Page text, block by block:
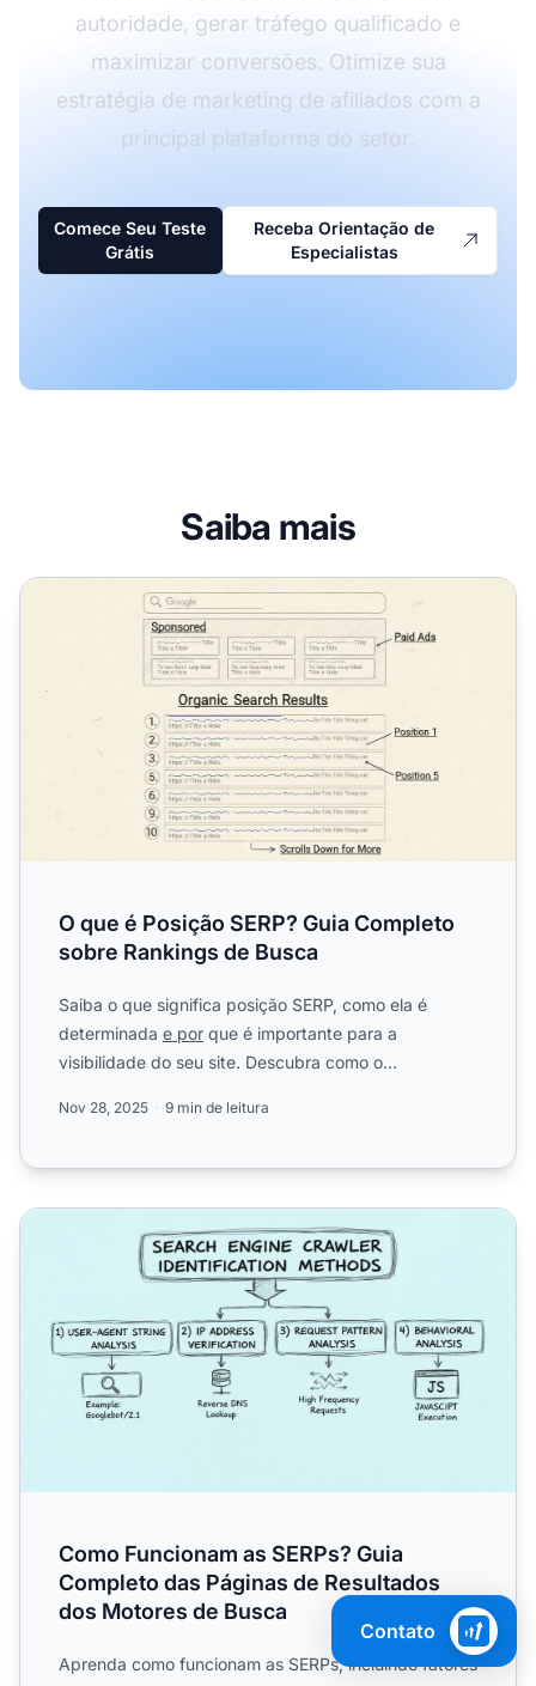
autoridade, gerar tráfego qualificado e
maximizar conversões. Otimize sua
estratégia de marketing de afiliados com a
principal plataforma do setor.
Comece Seu Teste
Grátis
Receba Orientação de
Especialistas
Saiba mais
O que é Posição SERP? Guia Completo sobre Rankings
O que é Posição SERP? Guia Completo
sobre Rankings de Busca
Saiba o que significa posição SERP, como ela é
determinada e por que é importante para a
visibilidade do seu site. Descubra como o
Nov 28, 2025 9 min de leitura
Como Funcionam as SERPs? Guia Completo das
Como Funcionam as SERPs? Guia
Completo das Páginas de Resultados
dos Motores de Busca
Aprenda como funcionam as SERPs, incluindo fatores
Contato